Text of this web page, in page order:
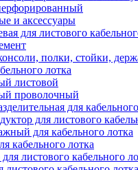
и аксессуары
для листового
полки, стойки,
лотка
листовой
проволочный
для
для листового
для кабельного лотка
кабельного лотка
листового кабельного